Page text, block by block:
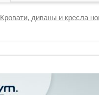
Кровати, диваны и кресла